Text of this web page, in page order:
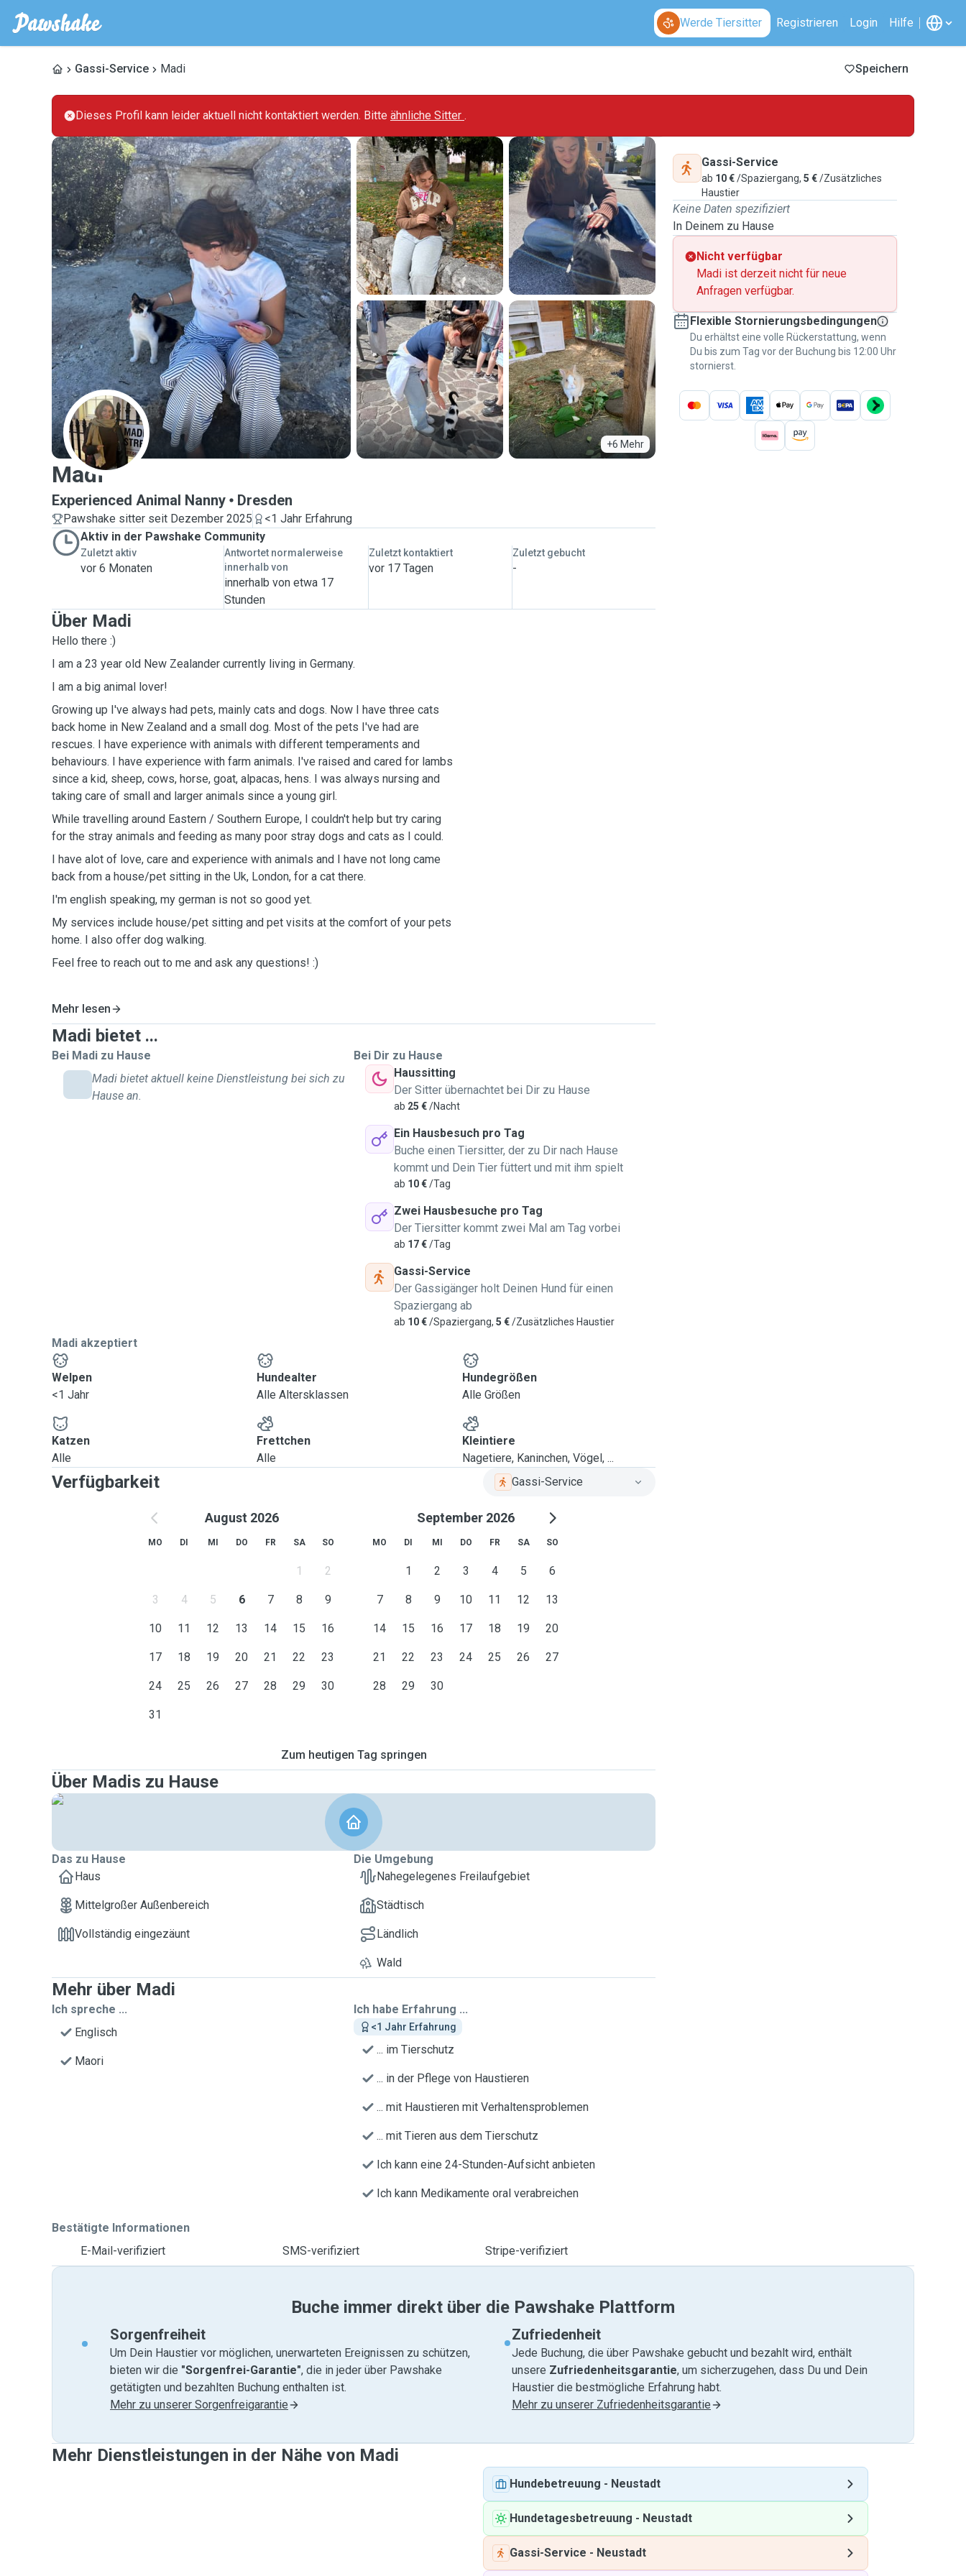
Werde Tiersitter Registrieren Login Hilfe
Gassi-Service Madi Speichern
Dieses Profil kann leider aktuell nicht kontaktiert werden. Bitte ähnliche Sitter .
+6 Mehr
M
Madi
Experienced Animal Nanny Dresden
Pawshake sitter seit Dezember 2025
<1 Jahr Erfahrung
Aktiv in der Pawshake Community
Zuletzt aktiv
vor 6 Monaten
Antwortet normalerweise
innerhalb von
innerhalb von etwa 17
Stunden
Zuletzt kontaktiert
vor 17 Tagen
Zuletzt gebucht
-
Über Madi
Hello there :)
I am a 23 year old New Zealander currently living in Germany.
I am a big animal lover!
Growing up I've always had pets, mainly cats and dogs. Now I have three cats
back home in New Zealand and a small dog. Most of the pets I've had are
rescues. I have experience with animals with different temperaments and
behaviours. I have experience with farm animals. I've raised and cared for lambs
since a kid, sheep, cows, horse, goat, alpacas, hens. I was always nursing and
taking care of small and larger animals since a young girl.
While travelling around Eastern / Southern Europe, I couldn't help but try caring
for the stray animals and feeding as many poor stray dogs and cats as I could.
I have alot of love, care and experience with animals and I have not long came
back from a house/pet sitting in the Uk, London, for a cat there.
I'm english speaking, my german is not so good yet.
My services include house/pet sitting and pet visits at the comfort of your pets
home. I also offer dog walking.
Feel free to reach out to me and ask any questions! :)
Mehr lesen
Madi bietet ...
Bei Madi zu Hause
Madi bietet aktuell keine Dienstleistung bei sich zu
Hause an.
Bei Dir zu Hause
Haussitting
Der Sitter übernachtet bei Dir zu Hause
ab 25 €/Nacht
Ein Hausbesuch pro Tag
Buche einen Tiersitter, der zu Dir nach Hause
kommt und Dein Tier füttert und mit ihm spielt
ab 10 €/Tag
Zwei Hausbesuche pro Tag
Der Tiersitter kommt zwei Mal am Tag vorbei
ab 17 €/Tag
Gassi-Service
Der Gassigänger holt Deinen Hund für einen
Spaziergang ab
ab 10 €/Spaziergang, 5 €/Zusätzliches Haustier
Madi akzeptiert
Welpen
<1 Jahr
Hundealter
Alle Altersklassen
Hundegrößen
Alle Größen
Katzen
Alle
Frettchen
Alle
Kleintiere
Nagetiere, Kaninchen, Vögel, ...
Verfügbarkeit Gassi-Service
August 2026
MO DI MI DO FR SA SO
1 2
3 4 5 6 7 8 9
10 11 12 13 14 15 16
17 18 19 20 21 22 23
24 25 26 27 28 29 30
31
September 2026
MO DI MI DO FR SA SO
1 2 3 4 5 6
7 8 9 10 11 12 13
14 15 16 17 18 19 20
21 22 23 24 25 26 27
28 29 30
Zum heutigen Tag springen
Über Madis zu Hause
Das zu Hause
Haus
Mittelgroßer Außenbereich
Vollständig eingezäunt
Die Umgebung
Nahegelegenes Freilaufgebiet
Städtisch
Ländlich
Wald
Mehr über Madi
Ich spreche ...
Englisch
Maori
Ich habe Erfahrung ...
<1 Jahr Erfahrung
... im Tierschutz
... in der Pflege von Haustieren
... mit Haustieren mit Verhaltensproblemen
... mit Tieren aus dem Tierschutz
Ich kann eine 24-Stunden-Aufsicht anbieten
Ich kann Medikamente oral verabreichen
Bestätigte Informationen
E-Mail-verifiziert
SMS-verifiziert Stripe-verifiziert
Gassi-Service
ab 10 €/Spaziergang, 5 €/Zusätzliches
Haustier
Keine Daten spezifiziert
In Deinem zu Hause
Nicht verfügbar
Madi ist derzeit nicht für neue
Anfragen verfügbar.
Flexible Stornierungsbedingungen
Du erhältst eine volle Rückerstattung, wenn
Du bis zum Tag vor der Buchung bis 12:00 Uhr
stornierst.
Buche immer direkt über die Pawshake Plattform
Sorgenfreiheit
Um Dein Haustier vor möglichen, unerwarteten Ereignissen zu schützen,
bieten wir die "Sorgenfrei-Garantie", die in jeder über Pawshake
getätigten und bezahlten Buchung enthalten ist.
Mehr zu unserer Sorgenfreigarantie
Zufriedenheit
Jede Buchung, die über Pawshake gebucht und bezahlt wird, enthält
unsere Zufriedenheitsgarantie, um sicherzugehen, dass Du und Dein
Haustier die bestmögliche Erfahrung habt.
Mehr zu unserer Zufriedenheitsgarantie
Mehr Dienstleistungen in der Nähe von Madi
Hundebetreuung - Neustadt
Hundetagesbetreuung - Neustadt
Gassi-Service - Neustadt